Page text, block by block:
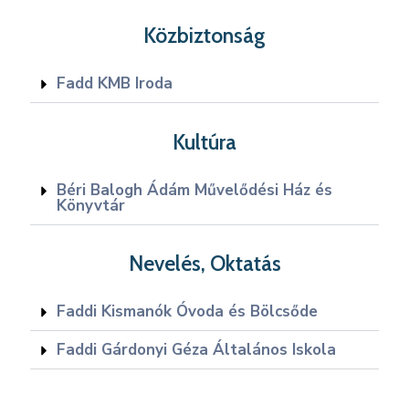
Közbiztonság
Fadd KMB Iroda
Kultúra
Béri Balogh Ádám Művelődési Ház és
Könyvtár
Nevelés, Oktatás
Faddi Kismanók Óvoda és Bölcsőde
Faddi Gárdonyi Géza Általános Iskola